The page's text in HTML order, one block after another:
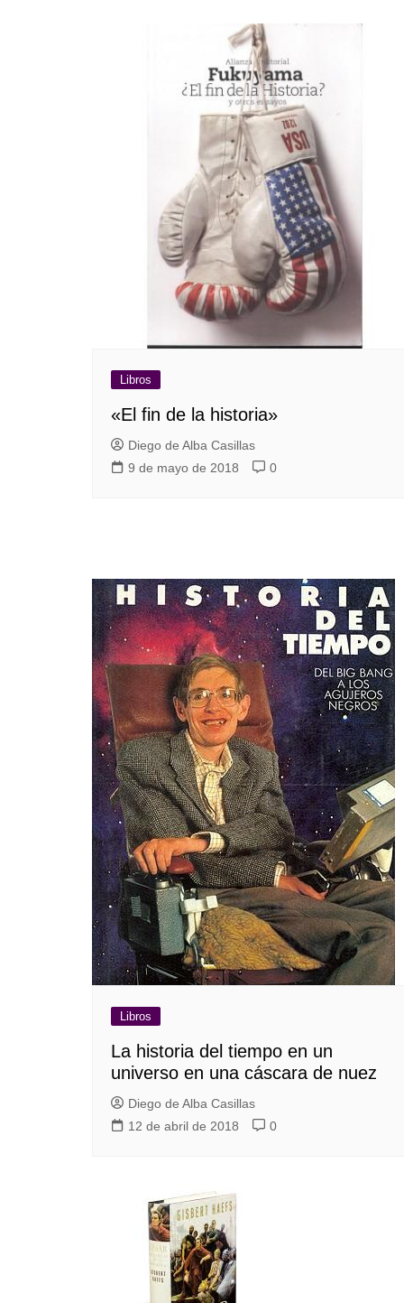
Libros
«El fin de la historia»
Diego de Alba Casillas
9 de mayo de 2018
0
Libros
La historia del tiempo en un
universo en una cáscara de nuez
Diego de Alba Casillas
12 de abril de 2018
0